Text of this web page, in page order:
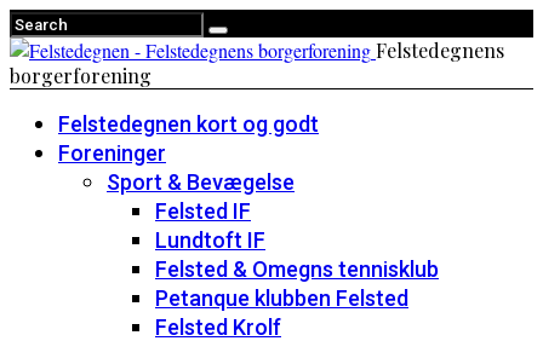
Felstedegnens
borgerforening
Felstedegnen kort og godt
Foreninger
Sport & Bevægelse
Felsted IF
Lundtoft IF
Felsted & Omegns tennisklub
Petanque klubben Felsted
Felsted Krolf